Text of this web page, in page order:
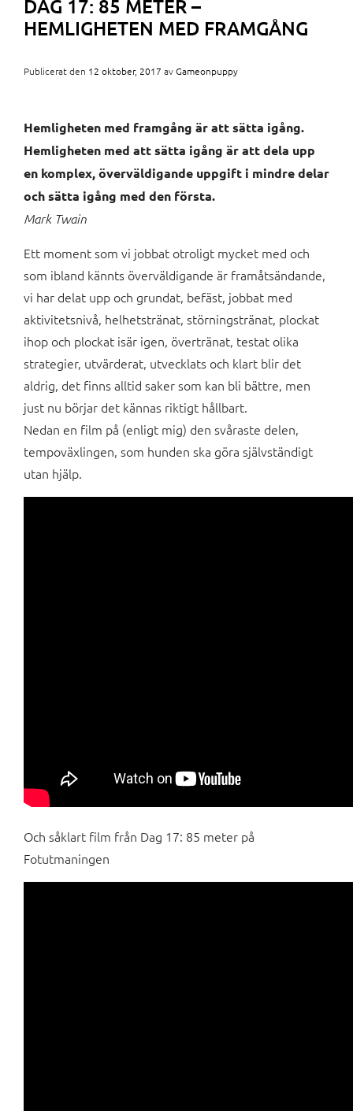
DAG 17: 85 METER –
HEMLIGHETEN MED FRAMGÅNG
Publicerat den 12 oktober, 2017 avGameonpuppy
Hemligheten med framgång är att sätta igång.
Hemligheten med att sätta igång är att dela upp
en komplex, överväldigande uppgift i mindre delar
och sätta igång med den första.
Mark Twain
Ett moment som vi jobbat otroligt mycket med och
som ibland kännts överväldigande är framåtsändande,
vi har delat upp och grundat, befäst, jobbat med
aktivitetsnivå, helhetstränat, störningstränat, plockat
ihop och plockat isär igen, övertränat, testat olika
strategier, utvärderat, utvecklats och klart blir det
aldrig, det finns alltid saker som kan bli bättre, men
just nu börjar det kännas riktigt hållbart.
Nedan en film på (enligt mig) den svåraste delen,
tempoväxlingen, som hunden ska göra självständigt
utan hjälp.
Och såklart film från Dag 17: 85 meter på
Fotutmaningen